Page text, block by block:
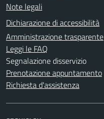
Note legali
Dichiarazione di accessibilità
Amministrazione trasparente
Leggi le FAQ
Segnalazione disservizio
Prenotazione appuntamento
Richiesta d'assistenza